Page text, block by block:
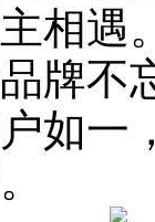
相遇
牌不
如一